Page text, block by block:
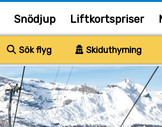
Snödjup Liftkortspriser
Sök flyg Skiduthyrning